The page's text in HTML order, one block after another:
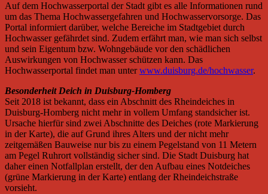
Auf dem Hochwasserportal der Stadt gibt es alle Informationen rund
um das Thema Hochwassergefahren und Hochwasservorsorge. Das
Portal informiert darüber, welche Bereiche im Stadtgebiet durch
Hochwasser gefährdet sind. Zudem erfährt man, wie man sich selbst
und sein Eigentum bzw. Wohngebäude vor den schädlichen
Auswirkungen von Hochwasser schützen kann. Das
Hochwasserportal findet man unterwww.duisburg.de/hochwasser.
Besonderheit Deich in Duisburg-Homberg
Seit 2018 ist bekannt, dass ein Abschnitt des Rheindeiches in
Duisburg-Homberg nicht mehr in vollem Umfang standsicher ist.
Ursache hierfür sind zwei Abschnitte des Deiches (rote Markierung
in der Karte), die auf Grund ihres Alters und der nicht mehr
zeitgemäßen Bauweise nur bis zu einem Pegelstand von 11 Metern
am Pegel Ruhrort vollständig sicher sind. Die Stadt Duisburg hat
daher einen Notfallplan erstellt, der den Aufbau eines Notdeiches
(grüne Markierung in der Karte) entlang der Rheindeichstraße
vorsieht.